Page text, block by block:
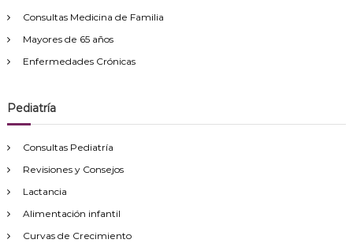
:
Consultas Medicina de Familia
Mayores de 65 años
Enfermedades Crónicas
Pediatría
Consultas Pediatría
Revisiones y Consejos
Lactancia
Alimentación infantil
Curvas de Crecimiento